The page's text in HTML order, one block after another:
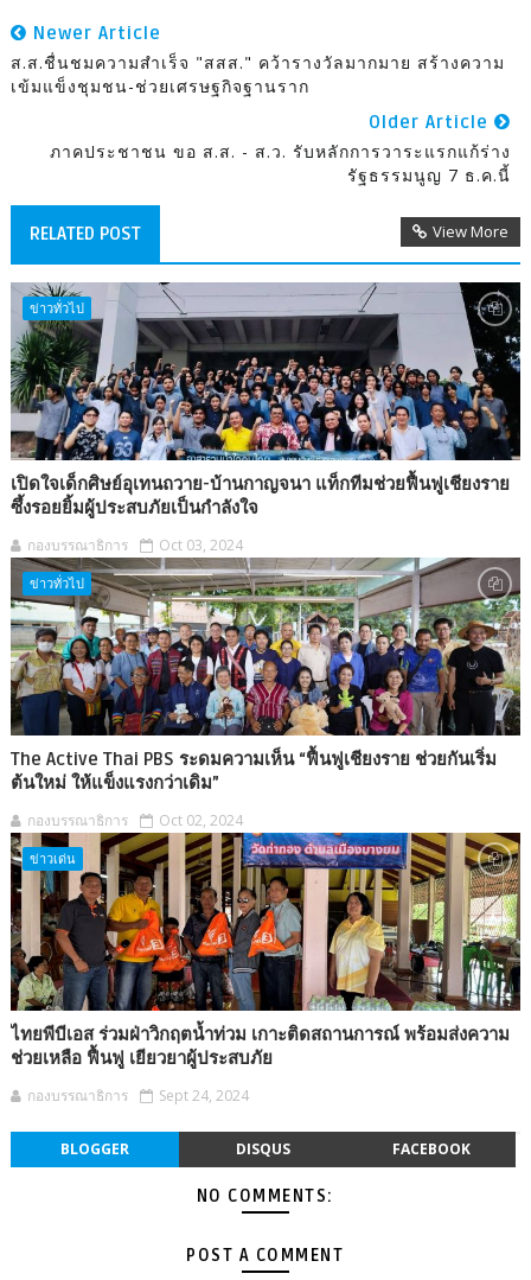
Newer Article
ส.ส.ชื่นชมความสำเร็จ "สสส." คว้ารางวัลมากมาย สร้างความ
เข้มแข็งชุมชน-ช่วยเศรษฐกิจฐานราก
Older Article
ภาคประชาชน ขอ ส.ส. - ส.ว. รับหลักการวาระแรกแก้ร่าง
รัฐธรรมนูญ 7 ธ.ค.นี้
RELATED POST View More
ข่าวทั่วไป
เปิดใจเด็กศิษย์อุเทนถวาย-บ้านกาญจนา แท็กทีมช่วยฟื้นฟูเชียงราย
ซึ้งรอยยิ้มผู้ประสบภัยเป็นกำลังใจ
กองบรรณาธิการ Oct 03, 2024
ข่าวทั่วไป
The Active Thai PBS ระดมความเห็น “ฟื้นฟูเชียงราย ช่วยกันเริ่ม
ต้นใหม่ ให้แข็งแรงกว่าเดิม”
กองบรรณาธิการ Oct 02, 2024
ข่าวเด่น
ไทยพีบีเอส ร่วมฝ่าวิกฤตน้ำท่วม เกาะติดสถานการณ์ พร้อมส่งความ
ช่วยเหลือ ฟื้นฟู เยียวยาผู้ประสบภัย
กองบรรณาธิการ Sept 24, 2024
BLOGGER DISQUS FACEBOOK
NO COMMENTS:
POST A COMMENT